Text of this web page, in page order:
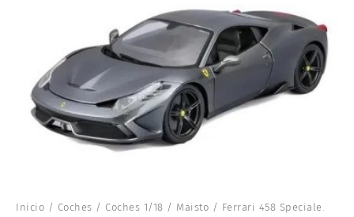
Inicio / Coches / Coches 1/18 / Maisto / Ferrari 458 Speciale.